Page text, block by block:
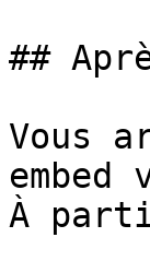
##
Vous
À